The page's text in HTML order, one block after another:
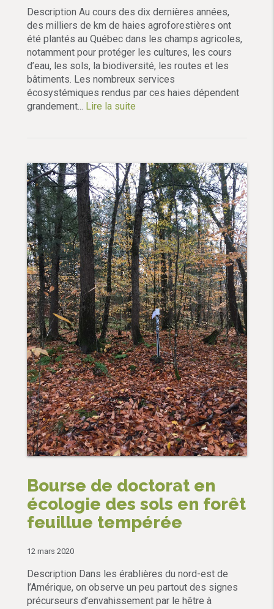
Description Au cours des dix dernières années,
des milliers de km de haies agroforestières ont
été plantés au Québec dans les champs agricoles,
notamment pour protéger les cultures, les cours
d’eau, les sols, la biodiversité, les routes et les
bâtiments. Les nombreux services
écosystémiques rendus par ces haies dépendent
grandement... Lire la suite
Bourse de doctorat en
écologie des sols en forêt
feuillue tempérée
12 mars 2020
Description Dans les érablières du nord-est de
l’Amérique, on observe un peu partout des signes
précurseurs d’envahissement par le hêtre à